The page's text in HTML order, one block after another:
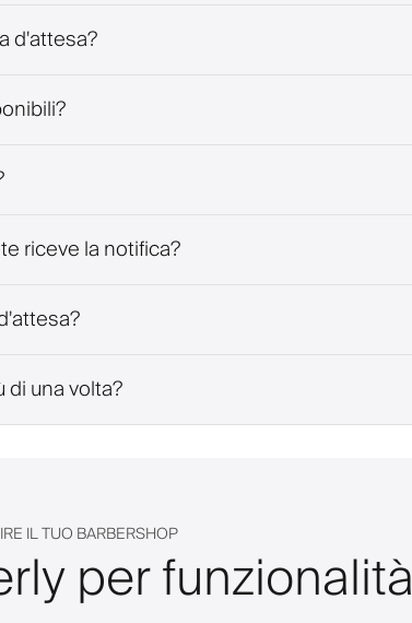
d'attesa?
riceve la notifica?
una volta?
IL TUO BARBERSHOP
per funzionalità